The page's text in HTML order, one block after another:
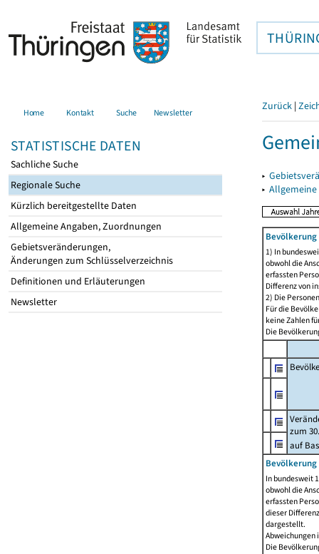
Home Kontakt Suche Newsletter
STATISTISCHE DATEN
Sachliche Suche
Regionale Suche
Kürzlich bereitgestellte Daten
Allgemeine Angaben, Zuordnungen
Gebietsveränderungen,
Änderungen zum Schlüsselverzeichnis
Definitionen und Erläuterungen
Newsletter
Zurück |
▸
▸
1) In
obwohl die
erfassten
Differenz von
2) Die
Für die
keine Zahlen
Die
zum
auf
Bevölkerung
In bundesweit
obwohl die
erfassten
dieser
dargestellt.
Abweichungen
Die